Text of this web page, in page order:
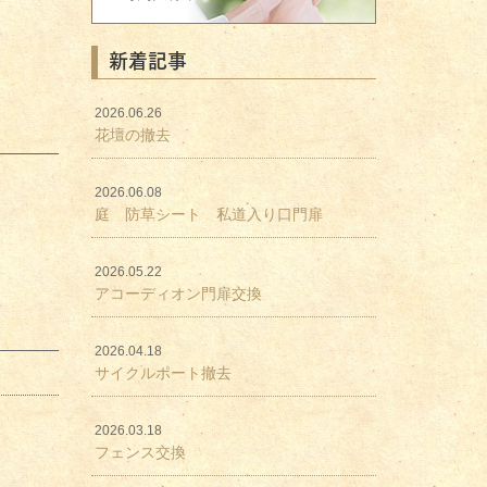
新着記事
2026.06.26
花壇の撤去
2026.06.08
庭 防草シート 私道入り口門扉
2026.05.22
アコーディオン門扉交換
2026.04.18
サイクルポート撤去
2026.03.18
フェンス交換